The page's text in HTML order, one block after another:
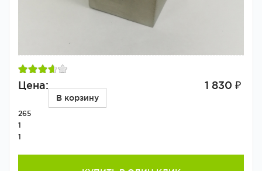
Цена: 1 830 ₽
В корзину
265
1
1